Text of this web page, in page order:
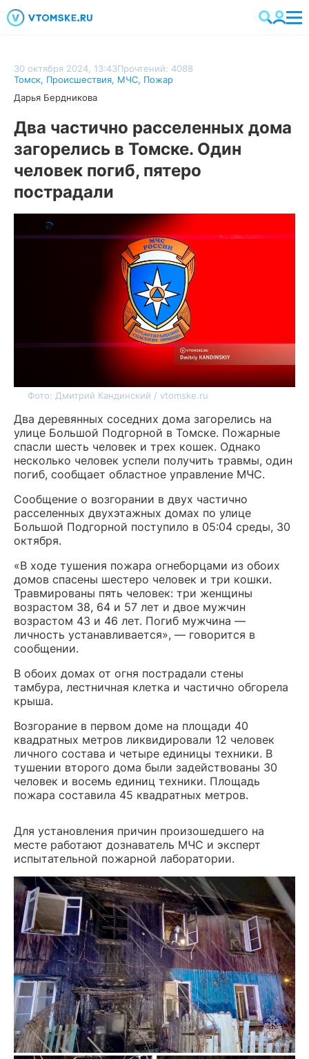
30 октября 2024, 13:43Прочтений: 4088
Томск, Происшествия, МЧС, Пожар
Дарья Бердникова
Два частично расселенных дома
загорелись в Томске. Один
человек погиб, пятеро
пострадали
Фото: Дмитрий Кандинский / vtomske.ru
Два деревянных соседних дома загорелись на
улице Большой Подгорной в Томске. Пожарные
спасли шесть человек и трех кошек. Однако
несколько человек успели получить травмы, один
погиб, сообщает областное управление МЧС.
Сообщение о возгорании в двух частично
расселенных двухэтажных домах по улице
Большой Подгорной поступило в 05:04 среды, 30
октября.
«В ходе тушения пожара огнеборцами из обоих
домов спасены шестеро человек и три кошки.
Травмированы пять человек: три женщины
возрастом 38, 64 и 57 лет и двое мужчин
возрастом 43 и 46 лет. Погиб мужчина —
личность устанавливается», — говорится в
сообщении.
В обоих домах от огня пострадали стены
тамбура, лестничная клетка и частично обгорела
крыша.
Возгорание в первом доме на площади 40
квадратных метров ликвидировали 12 человек
личного состава и четыре единицы техники. В
тушении второго дома были задействованы 30
человек и восемь единиц техники. Площадь
пожара составила 45 квадратных метров.
Для установления причин произошедшего на
месте работают дознаватель МЧС и эксперт
испытательной пожарной лаборатории.